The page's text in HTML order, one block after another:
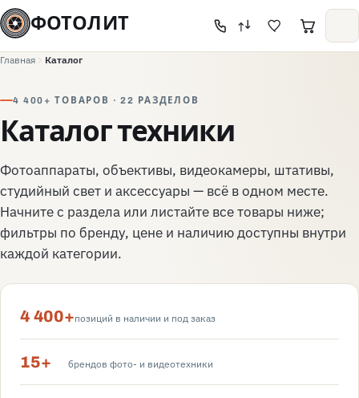
ФОТОЛИТ
Главная Каталог
4 400+ ТОВАРОВ · 22 РАЗДЕЛОВ
Каталог техники
Фотоаппараты, объективы, видеокамеры, штативы,
студийный свет и аксессуары — всё в одном месте.
Начните с раздела или листайте все товары ниже;
фильтры по бренду, цене и наличию доступны внутри
каждой категории.
4 400+позиций в наличии и под заказ
15+ брендов фото- и видеотехники